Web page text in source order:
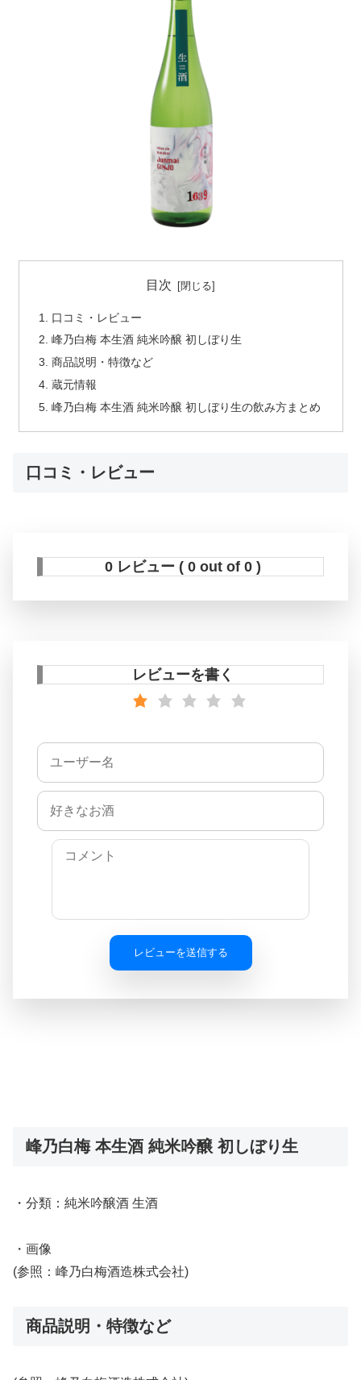
目次
口コミ・レビュー
峰乃白梅 本生酒 純米吟醸 初しぼり生
商品説明・特徴など
蔵元情報
峰乃白梅 本生酒 純米吟醸 初しぼり生の飲み方まとめ
口コミ・レビュー
0 レビュー ( 0 out of 0 )
レビューを書く
レビューを送信する
峰乃白梅 本生酒 純米吟醸 初しぼり生
・分類：純米吟醸酒 生酒
・画像
(参照：峰乃白梅酒造株式会社)
商品説明・特徴など